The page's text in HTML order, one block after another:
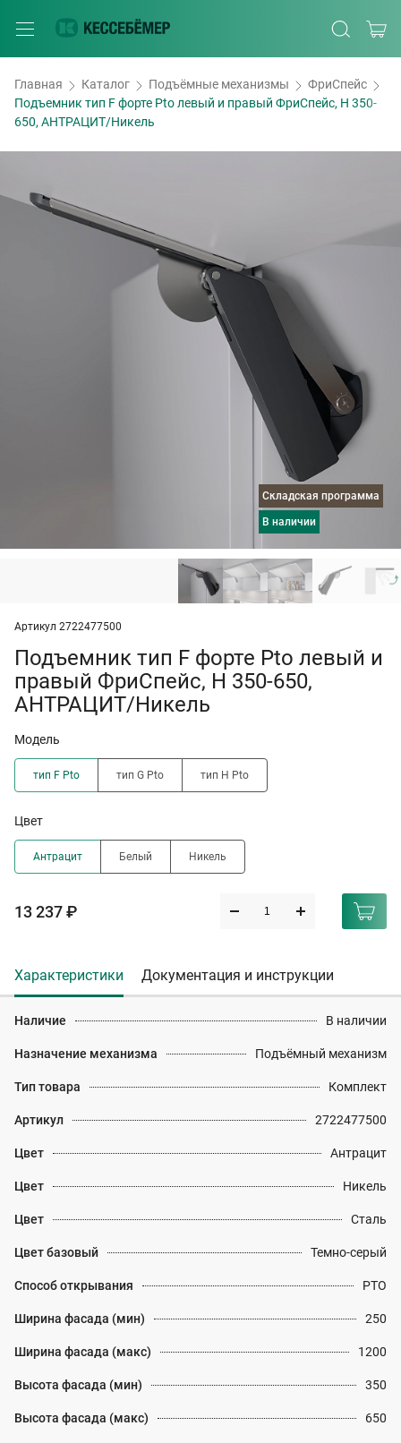
Главная Каталог Подъёмные механизмы
ФриСпейс
Подъемник тип F форте Pto левый и правый ФриСпейс, H 350-
650, АНТРАЦИТ/Никель
Складская программа
в наличии
Артикул 2722477500
Подъемник тип F форте Pto левый и
правый ФриСпейс, H 350-650,
АНТРАЦИТ/Никель
Модель
тип F Pto тип G Pto тип H Pto
Цвет
Антрацит Белый Никель
13 237 ₽
Характеристики Документация и инструкции
Наличие В наличии
Назначение механизма Подъёмный механизм
Тип товара Комплект
Артикул 2722477500
Цвет Антрацит
Цвет Никель
Цвет Сталь
Цвет базовый Темно-серый
Способ открывания PTO
Ширина фасада (мин) 250
Ширина фасада (макс) 1200
Высота фасада (мин) 350
Высота фасада (макс) 650